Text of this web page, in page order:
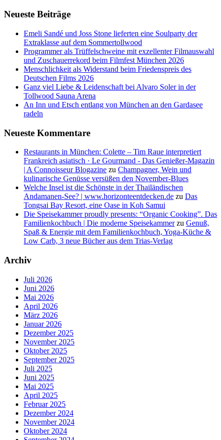
Neueste Beiträge
Emeli Sandé und Joss Stone lieferten eine Soulparty der
Extraklasse auf dem Sommertollwood
Programmer als Trüffelschweine mit exzellenter Filmauswahl
und Zuschauerrekord beim Filmfest München 2026
Menschlichkeit als Widerstand beim Friedenspreis des
Deutschen Films 2026
Ganz viel Liebe & Leidenschaft bei Alvaro Soler in der
Tollwood Sauna Arena
An Inn und Etsch entlang von München an den Gardasee
radeln
Neueste Kommentare
Restaurants in München: Colette – Tim Raue interpretiert
Frankreich asiatisch · Le Gourmand - Das Genießer-Magazin
| A Connoisseur Blogazine zu Champagner, Wein und
kulinarische Genüsse versüßen den November-Blues
Welche Insel ist die Schönste in der Thailändischen
Andamanen-See? | www.horizonteentdecken.de zu Das
Tongsai Bay Resort, eine Oase in Koh Samui
Die Speisekammer proudly presents: “Organic Cooking”. Das
Familienkochbuch | Die moderne Speisekammerzu Genuß,
Spaß & Energie mit dem Familienkochbuch, Yoga-Küche &
Low Carb, 3 neue Bücher aus dem Trias-Verlag
Archiv
Juli 2026
Juni 2026
Mai 2026
April 2026
März 2026
Januar 2026
Dezember 2025
November 2025
Oktober 2025
September 2025
Juli 2025
Juni 2025
Mai 2025
April 2025
Februar 2025
Dezember 2024
November 2024
Oktober 2024